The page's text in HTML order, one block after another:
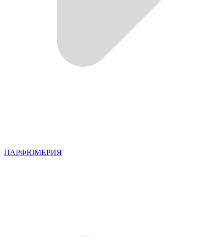
ПАРФЮМЕРИЯ